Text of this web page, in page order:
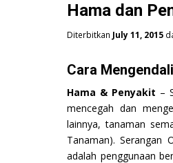
Hama dan
Diterbitkan July 11, 2015
Cara
Hama & Penyakit –
mencegah dan
lainnya, tanaman
Tanaman). Serangan
adalah penggunaan